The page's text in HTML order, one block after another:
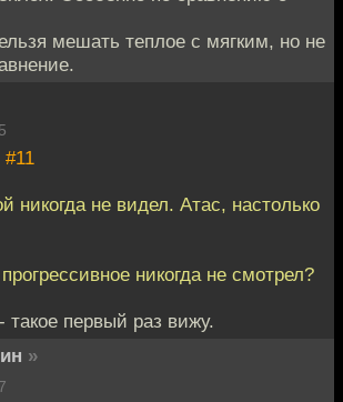
мешать теплое с мягким, но не
#11
никогда не видел. Атас, настолько
никогда не смотрел?
первый раз вижу.
»